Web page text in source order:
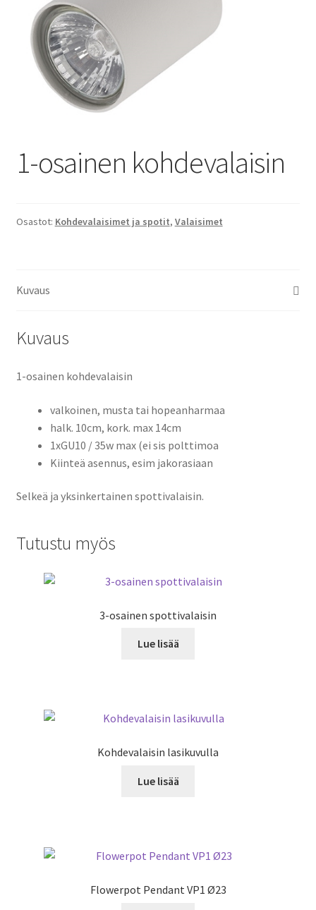
1-osainen kohdevalaisin
Osastot: Kohdevalaisimet ja spotit, Valaisimet
Kuvaus
Kuvaus
1-osainen kohdevalaisin
valkoinen, musta tai hopeanharmaa
halk. 10cm, kork. max 14cm
1xGU10 / 35w max (ei sis polttimoa
Kiinteä asennus, esim jakorasiaan
Selkeä ja yksinkertainen spottivalaisin.
Tutustu myös
3-osainen spottivalaisin
Lue lisää
Kohdevalaisin lasikuvulla
Lue lisää
Flowerpot Pendant VP1 Ø23